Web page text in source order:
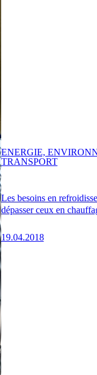
Les besoins en
dépasser ceux en
19.04.2018
ENERGIE,
TRANSPORT